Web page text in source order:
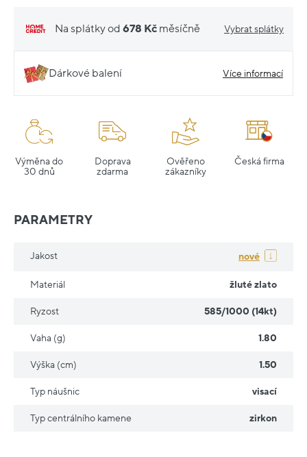
Na splátky od 678 Kč měsíčně Vybrat splátky
Dárkové balení Více informací
Výměna do
30 dnů
Doprava
zdarma
Ověřeno
zákazníky
Česká firma
PARAMETRY
Jakost nové
Materiál žluté zlato
Ryzost 585/1000 (14kt)
Vaha (g) 1.80
Výška (cm) 1.50
Typ náušnic visací
Typ centrálního kamene zirkon